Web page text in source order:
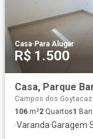
Casa·Para Alugar
R$ 1.500
Campos dos
106 m²2 Quartos1
·Varanda·Garagem·